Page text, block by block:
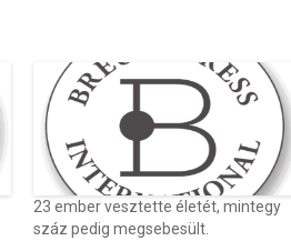
23 ember vesztette életét, mintegy
száz pedig megsebesült.